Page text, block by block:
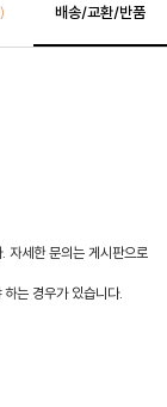
배송/교환/반품
자세한 문의는 게시판으로
는 경우가 있습니다.